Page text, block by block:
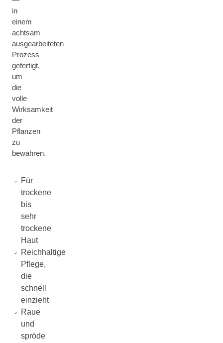
in
einem
achtsam
ausgearbeiteten
Prozess
gefertigt,
um
die
volle
Wirksamkeit
der
Pflanzen
zu
bewahren.
Für
trockene
bis
sehr
trockene
Haut
Reichhaltige
Pflege,
die
schnell
einzieht
Raue
und
spröde